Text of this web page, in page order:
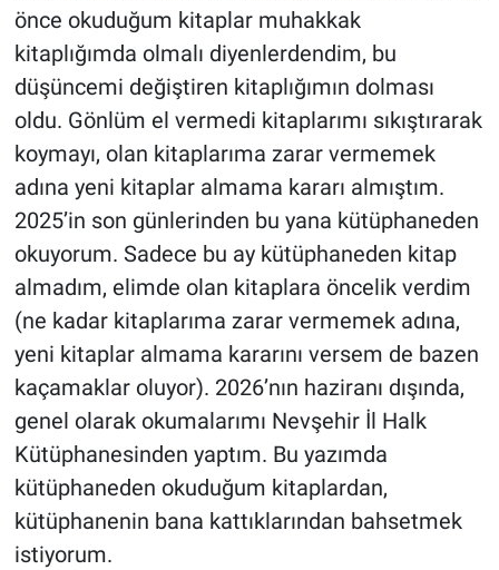
önce okuduğum kitaplar muhakkak
kitaplığımda olmalı diyenlerdendim, bu
düşüncemi değiştiren kitaplığımın dolması
oldu. Gönlüm el vermedi kitaplarımı sıkıştırarak
koymayı, olan kitaplarıma zarar vermemek
adına yeni kitaplar almama kararı almıştım.
2025’in son günlerinden bu yana kütüphaneden
okuyorum. Sadece bu ay kütüphaneden kitap
almadım, elimde olan kitaplara öncelik verdim
(ne kadar kitaplarıma zarar vermemek adına,
yeni kitaplar almama kararını versem de bazen
kaçamaklar oluyor). 2026’nın haziranı dışında,
genel olarak okumalarımı Nevşehir İl Halk
Kütüphanesinden yaptım. Bu yazımda
kütüphaneden okuduğum kitaplardan,
kütüphanenin bana kattıklarından bahsetmek
istiyorum.
Eğitim
Kültür
3.Sayfa
Medya
Bilim-Tek
Teknoloji
Röportaj
Kayseri
Niğde
Aksaray